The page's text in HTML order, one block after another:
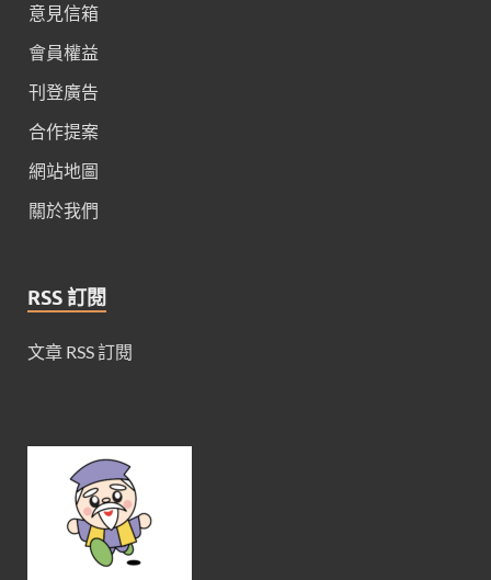
意見信箱
會員權益
刊登廣告
合作提案
網站地圖
關於我們
RSS 訂閱
文章 RSS 訂閱